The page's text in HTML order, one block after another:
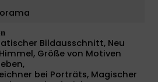
Bildausschnitt, Neu
Größe von Motiven
bei Porträts, Magischer